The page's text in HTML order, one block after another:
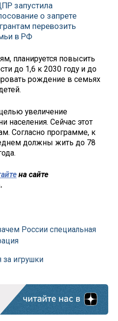
запустила
о запрете
перевозить
в РФ
планируется повысить
до 1,6 к 2030 году и до
рождение в семьях
увеличение
населения. Сейчас этот
Согласно программе, к
должны жить до 78
на сайте
России специальная
за игрушки